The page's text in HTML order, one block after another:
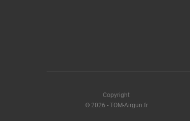
Copyright
© 2026 - TOM-Airgun.fr